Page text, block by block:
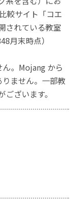
較サイト「コエ
されている教室
月末時点）
ん。Mojang から
ません。一部教
ざいます。